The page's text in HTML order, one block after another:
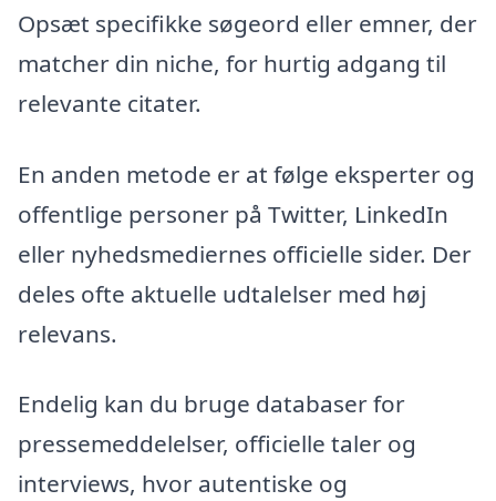
Opsæt specifikke søgeord eller emner, der
matcher din niche, for hurtig adgang til
relevante citater.
En anden metode er at følge eksperter og
offentlige personer på Twitter, LinkedIn
eller nyhedsmediernes officielle sider. Der
deles ofte aktuelle udtalelser med høj
relevans.
Endelig kan du bruge databaser for
pressemeddelelser, officielle taler og
interviews, hvor autentiske og